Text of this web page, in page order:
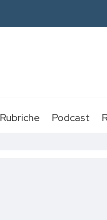
Rubriche Podcast